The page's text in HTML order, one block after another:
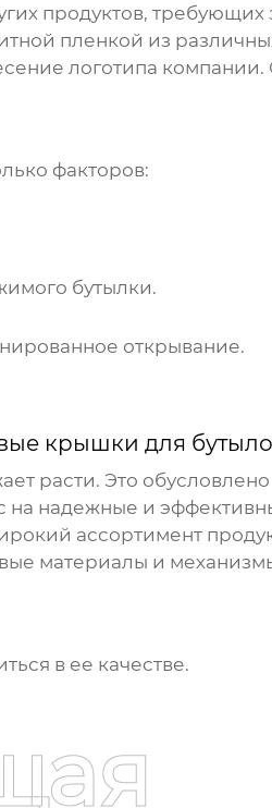
продуктов,
пленкой из
логотипа компании.
факторов:
бутылки.
открывание.
крышки для
расти. Это
надежные и
ассортимент
материалы и
в ее качестве.